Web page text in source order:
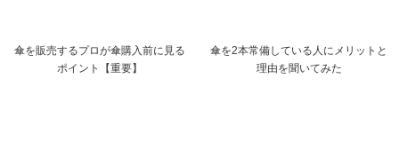
傘を販売するプロが傘購入前に見る
ポイント【重要】
傘を2本常備している人にメリットと
理由を聞いてみた